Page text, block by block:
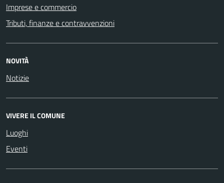
Imprese e commercio
Tributi, finanze e contravvenzioni
NOVITÀ
Notizie
VIVERE IL COMUNE
Luoghi
Eventi